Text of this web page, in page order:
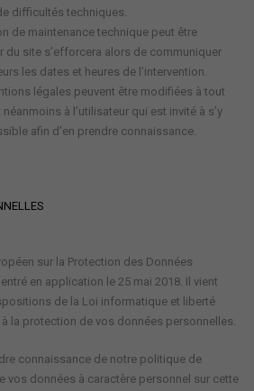
difficultés techniques.
de maintenance technique peut être
site s’efforcera alors de communiquer
les dates et heures de l’intervention.
légales peuvent être modifiées à tout
à l’utilisateur qui est invité à s’y
afin d’en prendre connaissance.
sur la Protection des Données
entré en application le 25 mai 2018. Il vient
de la Loi informatique et liberté
la protection de vos données personnelles.
connaissance de notre politique de
vos données à caractère personnel sur cette